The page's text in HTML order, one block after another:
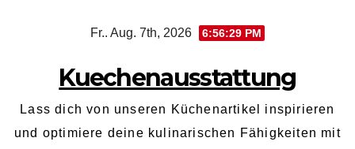
Fr.. Aug. 7th, 2026 6:56:29 PM
Kuechenausstattung
Lass dich von unseren Küchenartikel inspirieren
und optimiere deine kulinarischen Fähigkeiten mit